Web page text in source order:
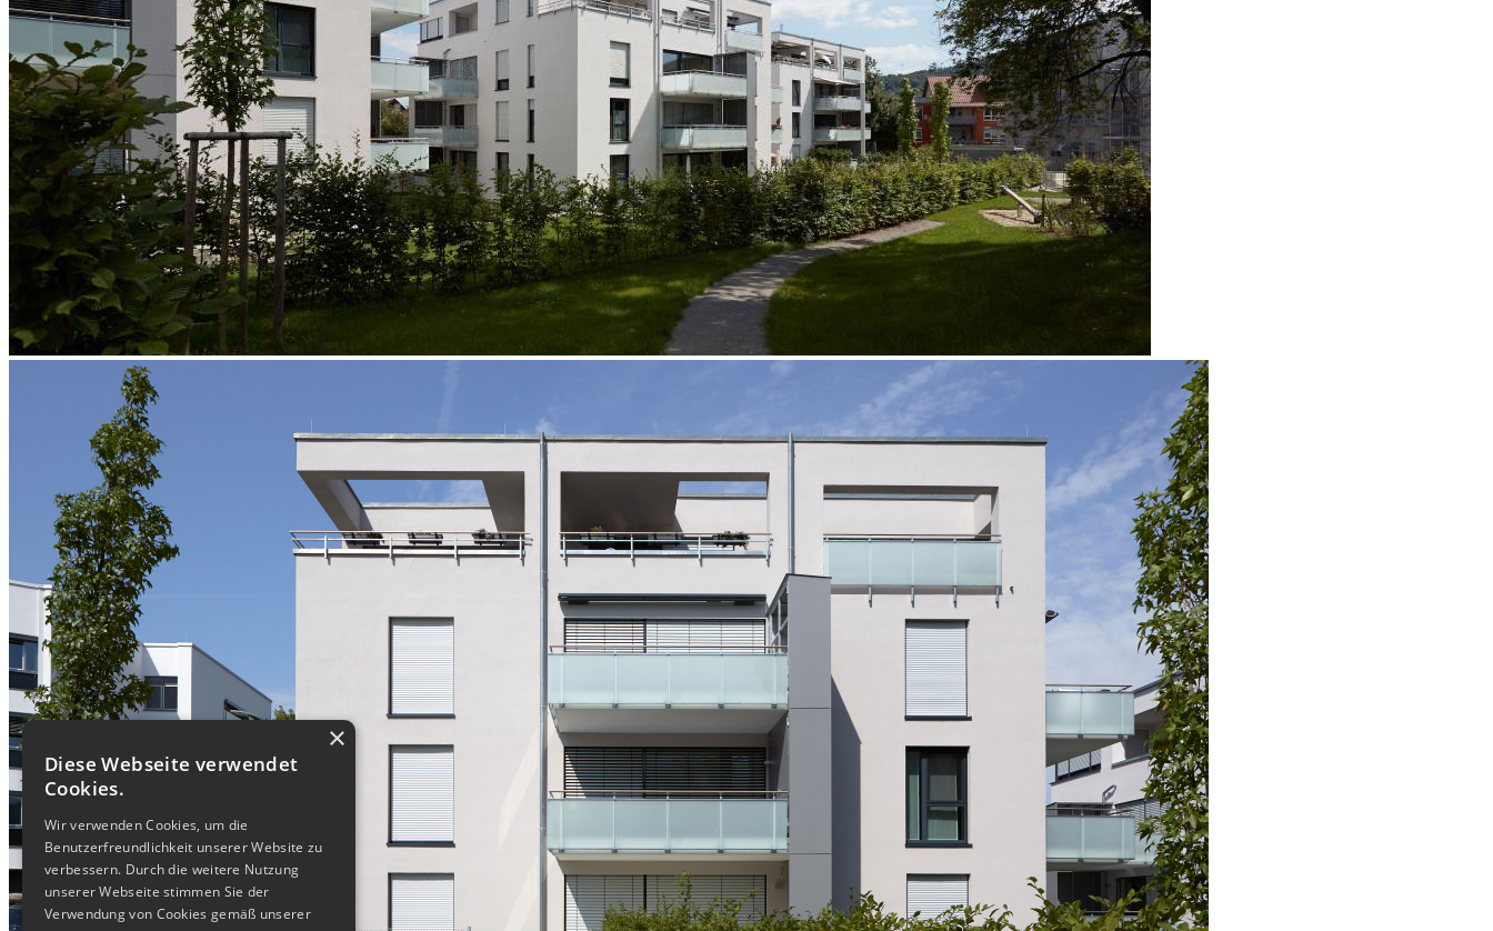
×
Diese Webseite verwendet
Cookies.
Wir verwenden Cookies, um die
Benutzerfreundlichkeit unserer Website zu
verbessern. Durch die weitere Nutzung
unserer Webseite stimmen Sie der
Verwendung von Cookies gemäß unserer